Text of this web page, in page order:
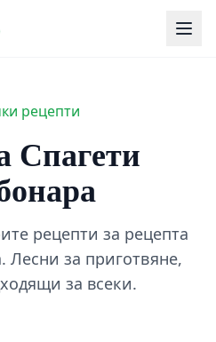
рецепти
Спагети
рецепти за рецепта
Лесни за приготвяне,
за всеки.